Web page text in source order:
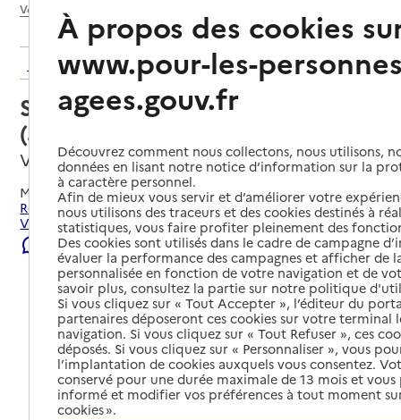
Voir le fil d’Ariane
Retour aux résultats de l'annuaire
Service autonomie à domicile
(aide) – Confiez-nous
Villedieu-les-Poêles-Rouffigny, MANCHE
Mis à jour le23/07/2026
Rechercher les établissements et services autour de
Villedieu-les-Poêles-Rouffigny.
Signaler une erreur
À propos des cookies
www.pour-les-
agees.gouv.fr
Découvrez comment nous collectons, nous utilisons,
données en lisant notre notice d’information sur la
à caractère personnel.
Afin de mieux vous servir et d’améliorer votre
nous utilisons des traceurs et des cookies destinés à
statistiques, vous faire profiter pleinement des
Des cookies sont utilisés dans le cadre de campagne
évaluer la performance des campagnes et afficher de
personnalisée en fonction de votre navigation et de
savoir plus, consultez la partie sur notre politique
Si vous cliquez sur « Tout Accepter », l’éditeur du
partenaires déposeront ces cookies sur votre terminal
navigation. Si vous cliquez sur « Tout Refuser », ces
déposés. Si vous cliquez sur « Personnaliser », vous
l’implantation de cookies auxquels vous consentez.
conservé pour une durée maximale de 13 mois et
informé et modifier vos préférences à tout moment
cookies ».